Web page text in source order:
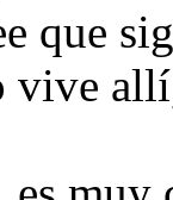
que
vive